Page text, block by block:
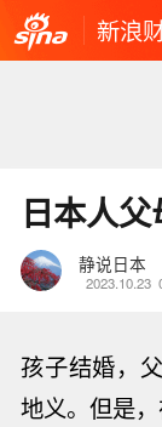
新浪
日本人
静说日本
2023.10.23
孩子结婚，
地义。但是